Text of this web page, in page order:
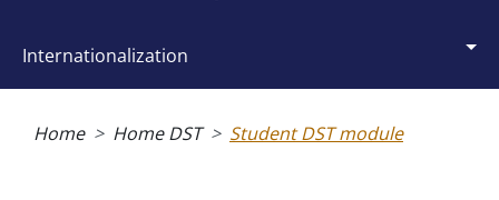
internationalization
Home Home DST Student DST module